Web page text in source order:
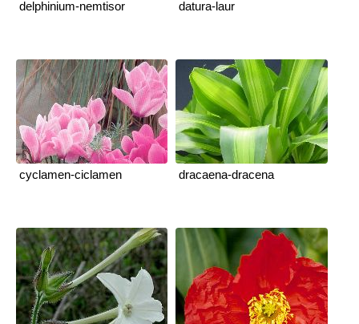
delphinium-nemtisor datura-laur
cyclamen-ciclamen dracaena-dracena